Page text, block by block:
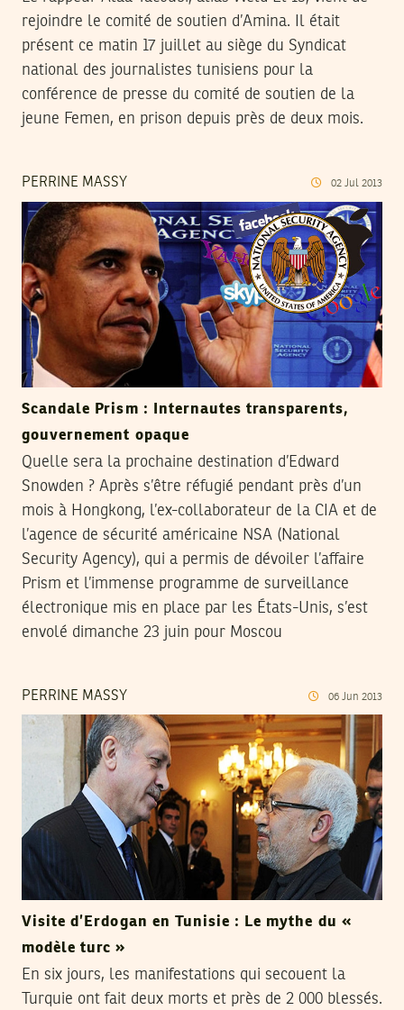
rejoindre le comité de soutien d’Amina. Il était
présent ce matin 17 juillet au siège du Syndicat
national des journalistes tunisiens pour la
conférence de presse du comité de soutien de la
jeune Femen, en prison depuis près de deux mois.
PERRINE MASSY 02 Jul 2013
Scandale Prism : Internautes transparents,
gouvernement opaque
Quelle sera la prochaine destination d’Edward
Snowden ? Après s’être réfugié pendant près d’un
mois à Hongkong, l’ex-collaborateur de la CIA et de
l’agence de sécurité américaine NSA (National
Security Agency), qui a permis de dévoiler l’affaire
Prism et l’immense programme de surveillance
électronique mis en place par les États-Unis, s’est
envolé dimanche 23 juin pour Moscou
PERRINE MASSY 06 Jun 2013
Visite d’Erdogan en Tunisie : Le mythe du «
modèle turc »
En six jours, les manifestations qui secouent la
Turquie ont fait deux morts et près de 2 000 blessés.